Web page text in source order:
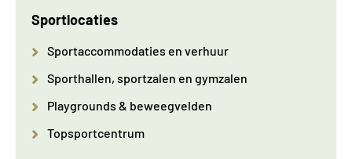
Sportlocaties
Sportaccommodaties en verhuur
Sporthallen, sportzalen en gymzalen
Playgrounds & beweegvelden
Topsportcentrum